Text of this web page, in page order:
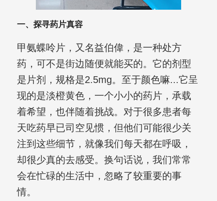
一、探寻药片真容
甲氨蝶呤片，又名益伯偉，是一种处方
药，可不是街边随便就能买的。它的剂型
是片剂，规格是2.5mg。至于颜色嘛...它呈
现的是淡橙黄色，一个小小的药片，承载
着希望，也伴随着挑战。对于很多患者每
天吃药早已司空见惯，但他们可能很少关
注到这些细节，就像我们每天都在呼吸，
却很少真的去感受。换句话说，我们常常
会在忙碌的生活中，忽略了较重要的事
情。